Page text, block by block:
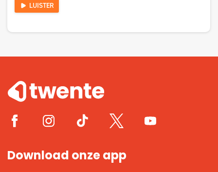
LUISTER
Download onze app